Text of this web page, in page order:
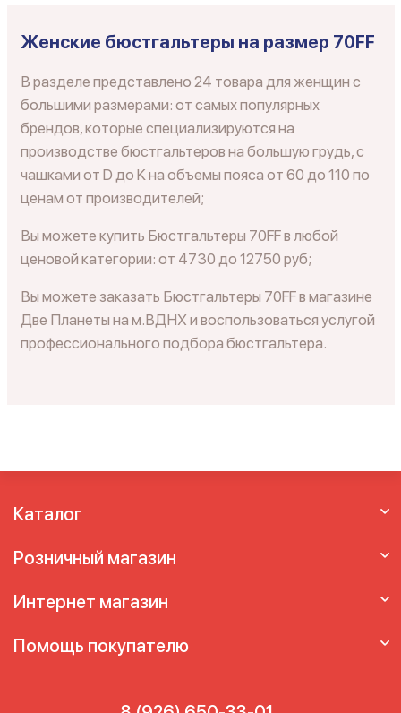
Женские бюстгальтеры на размер 70FF
В разделе представлено 24 товара для женщин с
большими размерами: от самых популярных
брендов, которые специализируются на
производстве бюстгальтеров на большую грудь, с
чашками от D до K на объемы пояса от 60 до 110 по
ценам от производителей;
Вы можете купить Бюстгальтеры 70FF в любой
ценовой категории: от 4730 до 12750 руб;
Вы можете заказать Бюстгальтеры 70FF в магазине
Две Планеты на м.ВДНХ и воспользоваться услугой
профессионального подбора бюстгальтера.
Каталог
Розничный магазин
Интернет магазин
Помощь покупателю